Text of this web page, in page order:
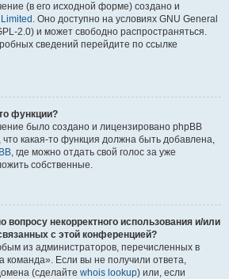
(в его исходной форме) создано и
. Оно доступно на условиях GNU General
2.0) и может свободно распространяться.
сведений перейдите по ссылке
функции?
было создано и лицензировано phpBB
что какая-то функция должна быть добавлена,
, где можно отдать свой голос за уже
собственные.
вопросу некорректного использования и/или
с этой конференцией?
из администраторов, перечисленных в
команда». Если вы не получили ответа,
(сделайте whois lookup) или, если